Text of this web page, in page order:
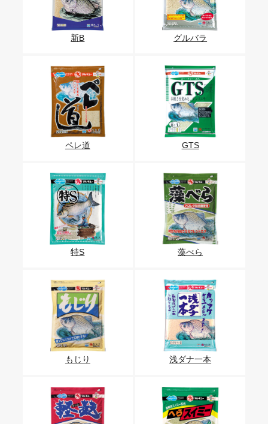
新B グルバラ
ペレ道 GTS
特S 藻べら
もじり 浅ダナ一本